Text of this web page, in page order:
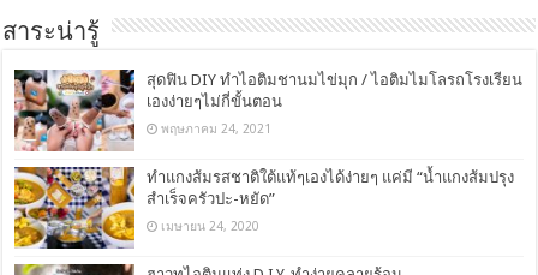
สาระน่ารู้
สุดฟิน DIY ทำไอติมชานมไข่มุก / ไอติมไมโลรถโรงเรียน
เองง่ายๆไม่กี่ขั้นตอน
พฤษภาคม 24, 2021
ทำแกงส้มรสชาติใต้แท้ๆเองได้ง่ายๆ แค่มี “น้ำแกงส้มปรุง
สำเร็จครัวปะ-หยัด”
เมษายน 24, 2020